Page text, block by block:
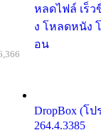
หลดไฟล์ เร็ว
ง โหลดหนัง
อน
DropBox (โ
264.4.3385